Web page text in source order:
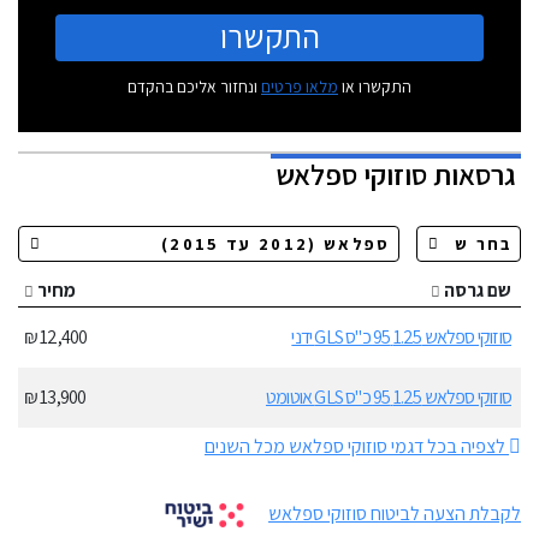
התקשרו
התקשרו או מלאו פרטים ונחזור אליכם בהקדם
גרסאותסוזוקי ספלאש
שם גרסה
מחיר
סוזוקי ספלאש 1.25 95 כ"ס GLS ידני
12,400 ₪
סוזוקי ספלאש 1.25 95 כ"ס GLS אוטומט
13,900 ₪
לצפיה בכל דגמי סוזוקי ספלאש מכל השנים
לקבלת הצעה לביטוח סוזוקי ספלאש